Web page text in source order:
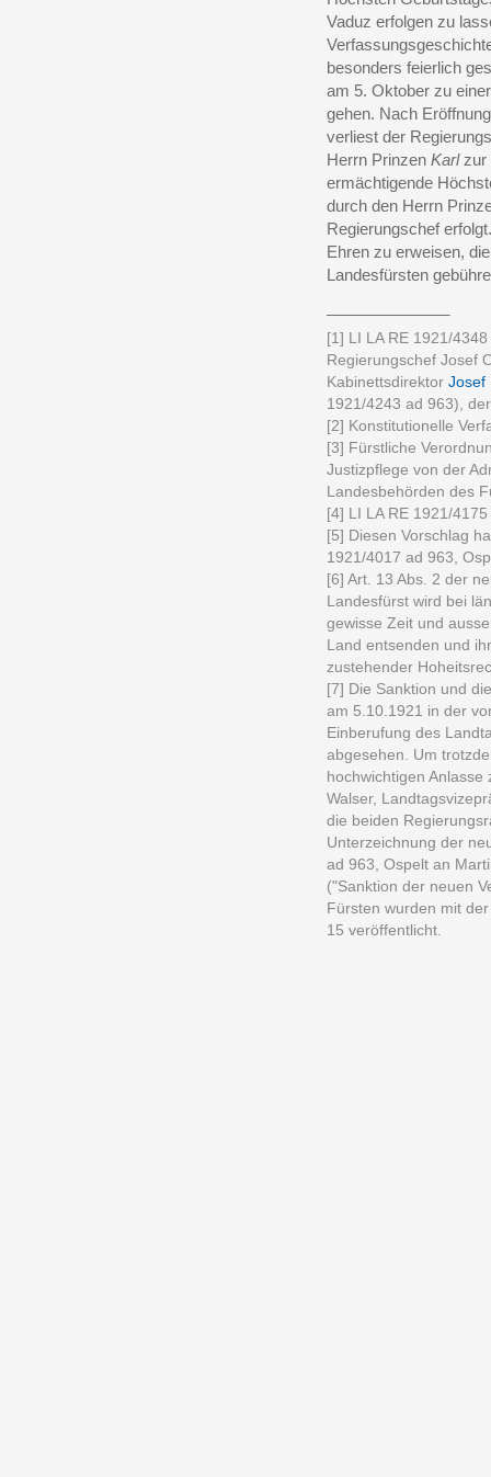
Vaduz erfolgen zu
besonders feierlich
am 5. Oktober zu
gehen. Nach
verliest der
Herrn Prinzen Karlzur
ermächtigende
durch den Herrn
Regierungschef
Ehren zu erweisen,
Landesfürsten
[1] LI LA RE 1921/
Regierungschef Josef
Kabinettsdirektor Josef
1921/4243 ad 963),
[2] Konstitutionelle
[3] Fürstliche
Justizpflege von der
Landesbehörden des
[4] LI LA RE 1921/
[5] Diesen Vorschlag
1921/4017 ad 963,
[6] Art. 13 Abs. 2 der
Landesfürst wird bei
gewisse Zeit und
Land entsenden und
zustehender
[7] Die Sanktion und
am 5.10.1921 in der
Einberufung des
abgesehen. Um
hochwichtigen
Walser,
die beiden
Unterzeichnung der
ad 963, Ospelt an
("Sanktion der neuen
Fürsten wurden mit
15 veröffentlicht.